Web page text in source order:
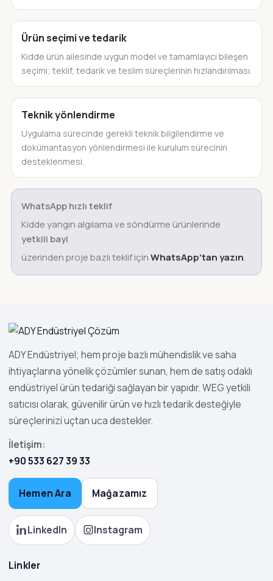
Ürün seçimi ve tedarik
Kidde ürün ailesinde uygun model ve tamamlayıcı bileşen
seçimi; teklif, tedarik ve teslim süreçlerinin hızlandırılması.
Teknik yönlendirme
Uygulama sürecinde gerekli teknik bilgilendirme ve
dokümantasyon yönlendirmesi ile kurulum sürecinin
desteklenmesi.
WhatsApp hızlı teklif
Kidde yangın algılama ve söndürme ürünlerinde
yetkili bayi
üzerinden proje bazlı teklif içinWhatsApp’tan yazın.
ADY Endüstriyel; hem proje bazlı mühendislik ve saha
ihtiyaçlarına yönelik çözümler sunan, hem de satış odaklı
endüstriyel ürün tedariği sağlayan bir yapıdır. WEG yetkili
satıcısı olarak, güvenilir ürün ve hızlı tedarik desteğiyle
süreçlerinizi uçtan uca destekler.
İletişim:
+90 533 627 39 33
Hemen Ara Mağazamız
LinkedIn Instagram
Linkler